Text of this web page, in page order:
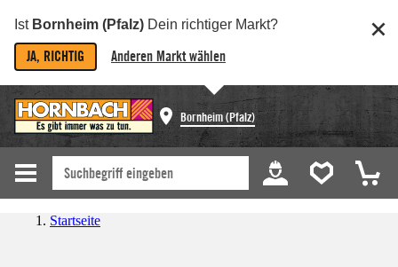
Ist Bornheim (Pfalz) Dein richtiger Markt?
JA, RICHTIG Anderen Markt wählen
Bornheim (Pfalz)
Startseite